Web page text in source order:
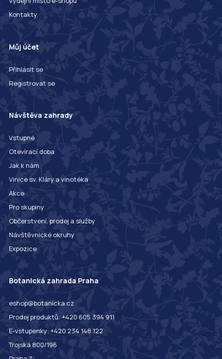
Kontakty
Můj účet
Přihlásit se
Registrovat se
Návštěva zahrady
Vstupné
Otevírací doba
Jak k nám
Vinice sv. Kláry a vinotéka
Akce
Pro skupiny
Občerstvení, prodej a služby
Návštěvnické okruhy
Expozice
Botanická zahrada Praha
eshop@botanicka.cz
Prodej produktů: +420 605 394 911
E-vstupenky: +420 234 148 122
Trojská 800/196